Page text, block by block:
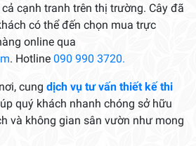
cạnh tranh trên thị trường. Cây đã
có thể đến chọn mua trực
online qua
. Hotline 090 990 3720.
cung dịch vụ tư vấn thiết kế thi
quý khách nhanh chóng sở hữu
và không gian sân vườn như mong